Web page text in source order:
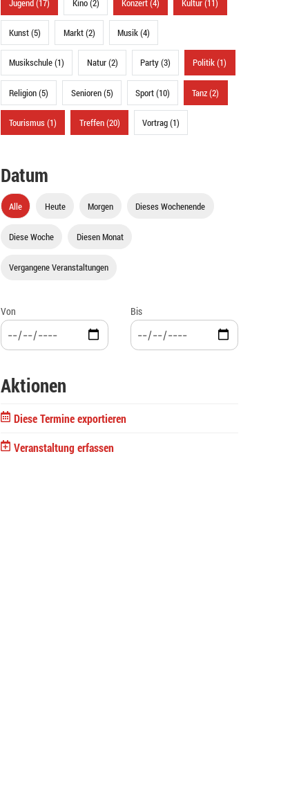
Jugend (17) Kino (2) Konzert (4) Kultur (11)
Kunst (5) Markt (2) Musik (4)
Musikschule (1) Natur (2) Party (3) Politik (1)
Religion (5) Senioren (5) Sport (10) Tanz (2)
Tourismus (1) Treffen (20) Vortrag (1)
Datum
Alle Heute Morgen Dieses Wochenende
Diese Woche Diesen Monat
Vergangene Veranstaltungen
Von Bis
Aktionen
Diese Termine exportieren
Veranstaltung erfassen